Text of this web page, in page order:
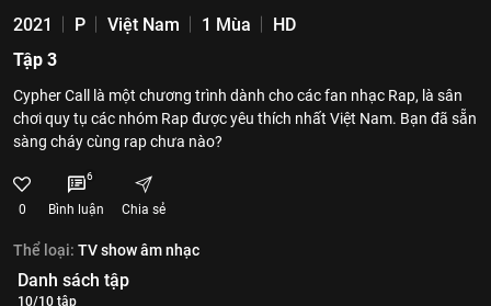
2021 P Việt Nam 1 Mùa
HD
Tập 3
Cypher Call là một chương trình dành cho các fan nhạc Rap, là sân
chơi quy tụ các nhóm Rap được yêu thích nhất Việt Nam. Bạn đã sẵn
sàng cháy cùng rap chưa nào?
0
6
Bình luận Chia sẻ
Thể loại: TV show âm nhạc
Danh sách tập
10/10 tập